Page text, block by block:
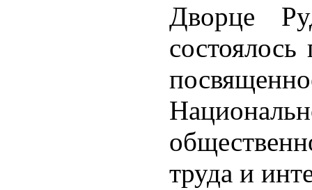
Дворце
труда и